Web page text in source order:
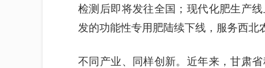
检测后即将发往全国；现代化肥生产
发的功能性专用肥陆续下线，服务西北
不同产业、同样创新。近年来，甘肃